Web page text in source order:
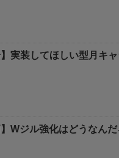
】実装してほしい型月キ
】Wジル強化はどうなんだ